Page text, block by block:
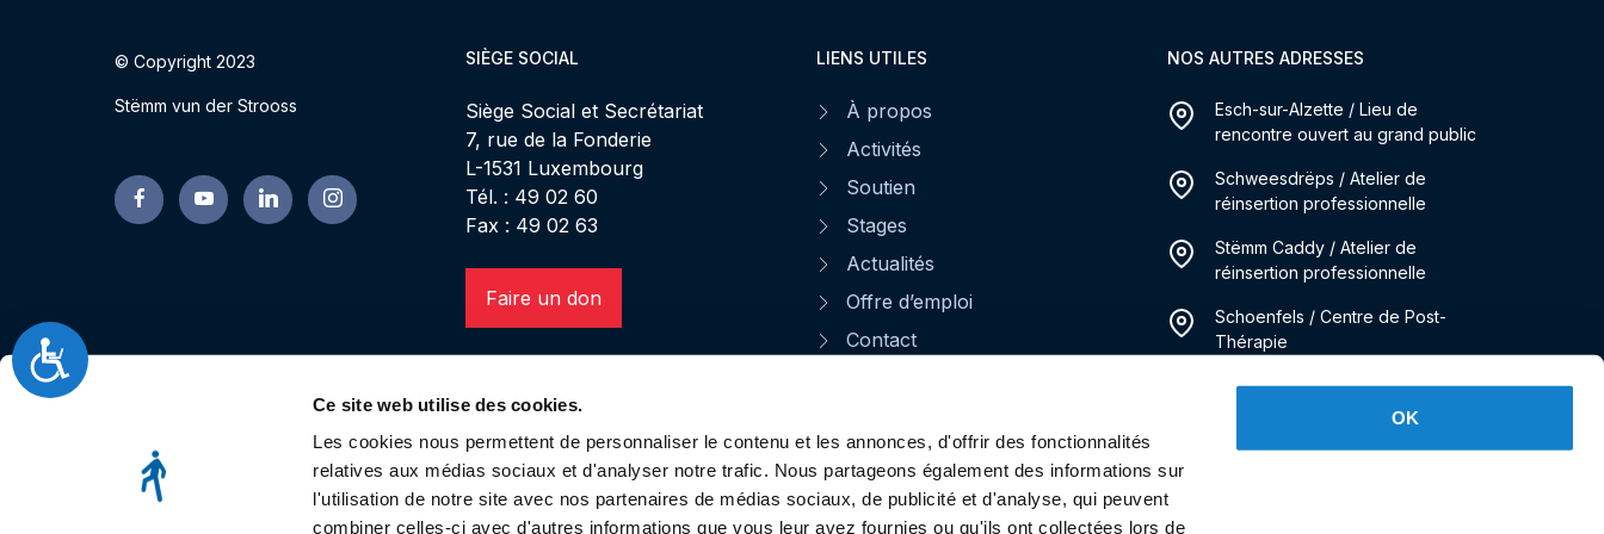
Accessibilité
Ce site web utilise des cookies.
Les cookies nous permettent de personnaliser le contenu et les annonces, d'offrir des fonctionnalités
relatives aux médias sociaux et d'analyser notre trafic. Nous partageons également des informations sur
l'utilisation de notre site avec nos partenaires de médias sociaux, de publicité et d'analyse, qui peuvent
combiner celles-ci avec d'autres informations que vous leur avez fournies ou qu'ils ont collectées lors de
OK
© Copyright 2023
Stëmm vun der Strooss
SIÈGE SOCIAL
Siège Social et Secrétariat
7, rue de la Fonderie
L-1531 Luxembourg
Tél. : 49 02 60
Fax : 49 02 63
Faire un don
LIENS UTILES
À propos
Activités
Soutien
Stages
Actualités
Offre d’emploi
Contact
Notice d'informations
Protection des données
NOS AUTRES ADRESSES
Esch-sur-Alzette / Lieu de
rencontre ouvert au grand public
Schweesdrëps / Atelier de
réinsertion professionnelle
Stëmm Caddy / Atelier de
réinsertion professionnelle
Schoenfels / Centre de Post-
Thérapie
Immo Stëmm / Service Logement